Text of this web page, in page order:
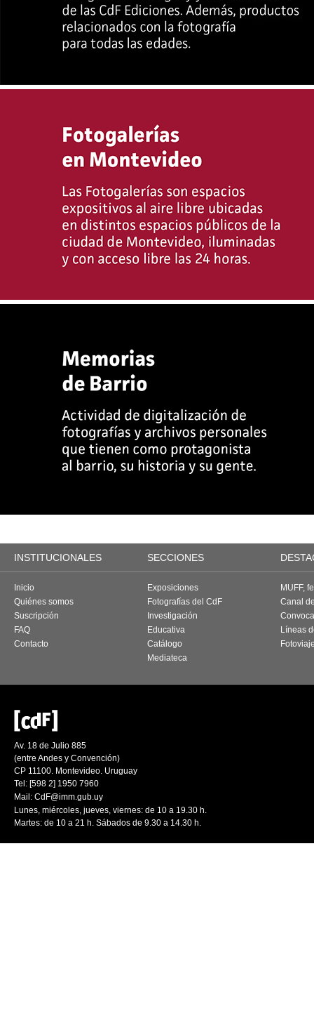
INSTITUCIONALES SECCIONES
Inicio
Quiénes somos
Suscripción
FAQ
Contacto
Exposiciones
Fotografías del CdF
Investigación
Educativa
Catálogo
Mediateca
MUFF,
Canal
Líneas
Av. 18 de Julio 885
(entre Andes y Convención)
CP 11100. Montevideo. Uruguay
Tel: [598 2] 1950 7960
Mail: CdF@imm.gub.uy
Lunes, miércoles, jueves, viernes: de 10 a 19.30 h.
Martes: de 10 a 21 h. Sábados de 9.30 a 14.30 h.